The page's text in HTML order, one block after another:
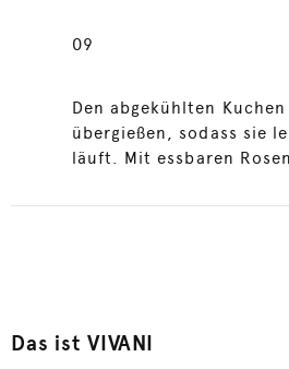
09
Den abgekühlten
übergießen, sodass sie
läuft. Mit essbaren
Das ist VIVANI